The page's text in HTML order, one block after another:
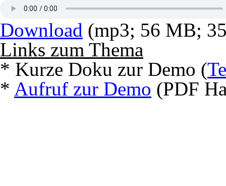
Download (mp3; 56 MB;
Links zum Thema
* Kurze Doku zur Demo (
* Aufruf zur Demo (PDF